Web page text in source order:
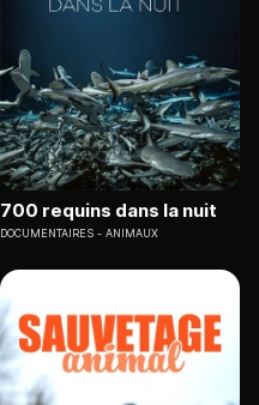
700 requins dans la nuit
DOCUMENTAIRES ANIMAUX